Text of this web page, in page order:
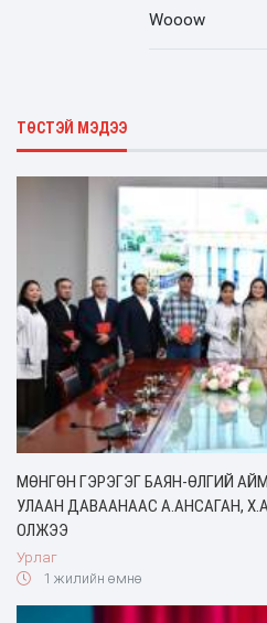
Wooow
ТӨСТЭЙ МЭДЭЭ
МӨНГӨН ГЭРЭГЭГ БАЯН-ӨЛГИЙ
УЛААН ДАВААНААС А.АНСАГАН,
ОЛЖЭЭ
Урлаг
1 жилийн өмнө